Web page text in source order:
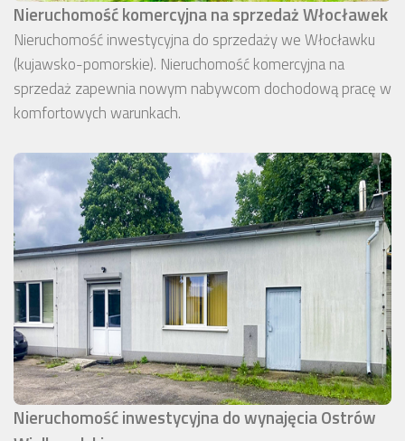
Nieruchomość komercyjna na sprzedaż Włocławek
Nieruchomość inwestycyjna do sprzedaży we Włocławku
(kujawsko-pomorskie). Nieruchomość komercyjna na
sprzedaż zapewnia nowym nabywcom dochodową pracę w
komfortowych warunkach.
Nieruchomość inwestycyjna do wynajęcia Ostrów